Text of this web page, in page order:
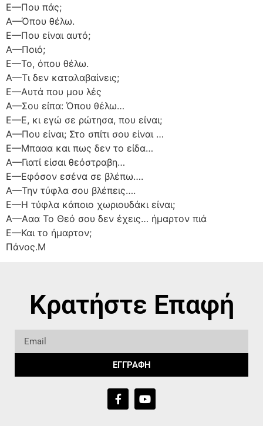
Ε—Που πάς;
Α—Όπου θέλω.
Ε—Που είναι αυτό;
Α—Ποιό;
Ε—Το, όπου θέλω.
Α—Τι δεν καταλαβαίνεις;
Ε—Αυτά που μου λές
Α—Σου είπα: Όπου θέλω…
Ε—Ε, κι εγώ σε ρώτησα, που είναι;
Α—Που είναι; Στο σπίτι σου είναι …
Ε—Μπααα και πως δεν το είδα…
Α—Γιατί είσαι θεόστραβη…
Ε—Εφόσον εσένα σε βλέπω….
Α—Την τύφλα σου βλέπεις….
Ε—Η τύφλα κάποιο χωριουδάκι είναι;
Α—Ααα Το Θεό σου δεν έχεις… ήμαρτον πιά
Ε—Και το ήμαρτον;
Πάνος.Μ
Κρατήστε Επαφή
ΕΓΓΡΑΦΗ